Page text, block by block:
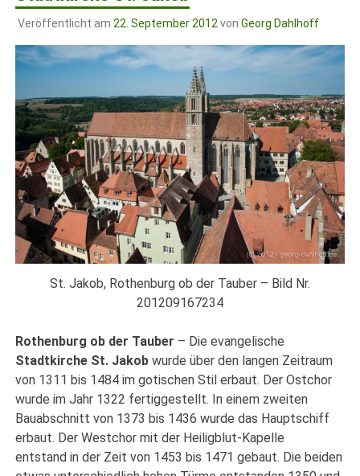
Veröffentlicht am 22. September 2012 von Georg Dahlhoff
St. Jakob, Rothenburg ob der Tauber – Bild Nr.
201209167234
Rothenburg ob der Tauber – Die evangelische
Stadtkirche St. Jakob wurde über den langen Zeitraum
von 1311 bis 1484 im gotischen Stil erbaut. Der Ostchor
wurde im Jahr 1322 fertiggestellt. In einem zweiten
Bauabschnitt von 1373 bis 1436 wurde das Hauptschiff
erbaut. Der Westchor mit der Heiligblut-Kapelle
entstand in der Zeit von 1453 bis 1471 gebaut. Die beiden